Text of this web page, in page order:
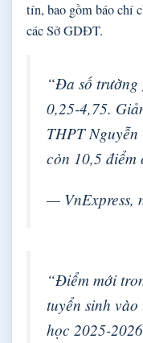
tín, bao gồm báo chí
các Sở GDĐT.
“Đa số trường
0,25-4,75.
THPT
còn 10,5 điểm
— VnExpress,
“Điểm mới
tuyển sinh
học 2025-